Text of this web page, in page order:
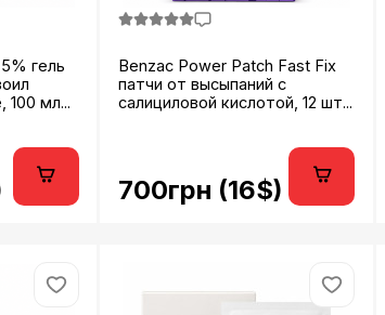
гель
100 мл...
Benzac Power Patch Fast Fix
патчи от высыпаний с
салициловой кислотой, 12 шт...
700грн (16$)